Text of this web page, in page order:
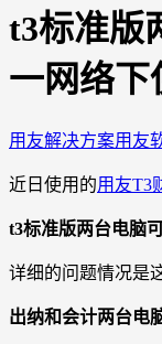
t3标准版
一网络下
用友解决方案用友
近日使用的用友T3
t3标准版两台电脑
详细的问题情况是
出纳和会计两台电